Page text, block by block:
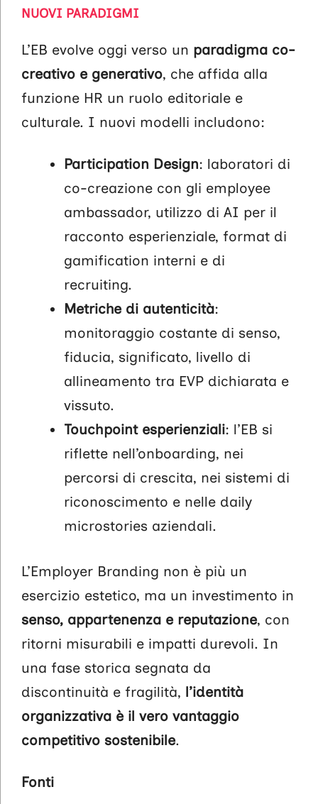
NUOVI PARADIGMI
L’EB evolve oggi verso un paradigma co-
creativo e generativo, che affida alla
funzione HR un ruolo editoriale e
culturale. I nuovi modelli includono:
Participation Design: laboratori di
co-creazione con gli employee
ambassador, utilizzo di AI per il
racconto esperienziale, format di
gamification interni e di
recruiting.
Metriche di autenticità:
monitoraggio costante di senso,
fiducia, significato, livello di
allineamento tra EVP dichiarata e
vissuto.
Touchpoint esperienziali: l’EB si
riflette nell’onboarding, nei
percorsi di crescita, nei sistemi di
riconoscimento e nelle daily
microstories aziendali.
L’Employer Branding non è più un
esercizio estetico, ma un investimento in
senso, appartenenza e reputazione, con
ritorni misurabili e impatti durevoli. In
una fase storica segnata da
discontinuità e fragilità, l’identità
organizzativa è il vero vantaggio
competitivo sostenibile.
Fonti